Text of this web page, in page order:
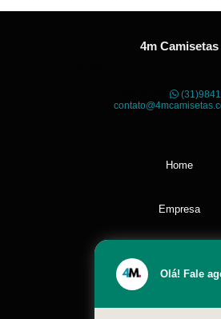
4m Camisetas
Home
Empresa
Olá! Fale